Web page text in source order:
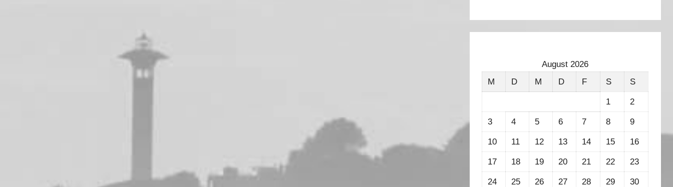
August 2026
M
D M D F S S
1 2
3 4 5 6 7 8 9
10 11 12 13 14 15 16
17 18 19 20 21 22 23
24 25 26 27 28 29 30